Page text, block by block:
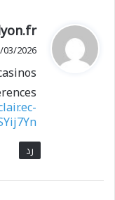
ي
ق
ل
12/03/2026
رد